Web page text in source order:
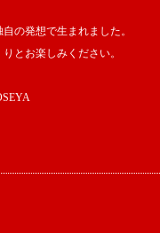
の発想で生まれました。
とお楽しみください。